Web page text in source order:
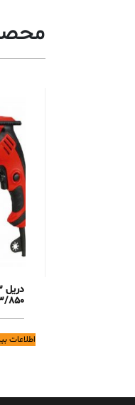
850
اطلاعات